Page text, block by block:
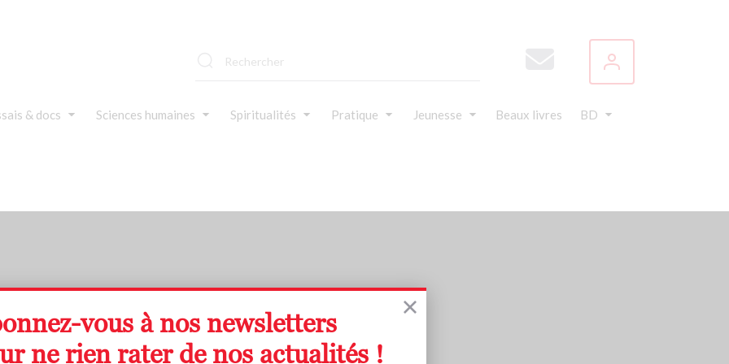
vous à nos newsletters
ne rien rater de nos actualités !
& docs Sciences humaines Spiritualités Pratique Jeunesse Beaux livres BD
Jeanne Boubert